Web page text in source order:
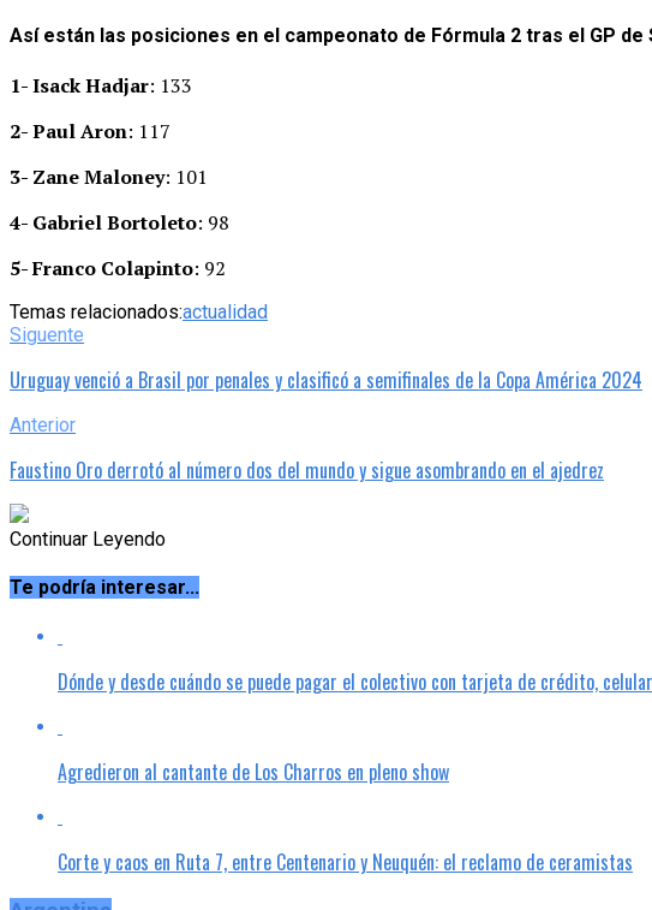
Así están las posiciones en el campeonato de Fórmula 2 tras el GP
1- Isack Hadjar: 133
2- Paul Aron: 117
3- Zane Maloney: 101
4- Gabriel Bortoleto: 98
5- Franco Colapinto: 92
Temas relacionados:actualidad
Siguente
Uruguay venció a Brasil por penales y clasificó a semifinales de la Copa América 2024
Anterior
Faustino Oro derrotó al número dos del mundo y sigue asombrando en el ajedrez
Continuar Leyendo
Te podría interesar...
Dónde y desde cuándo se puede pagar el colectivo con tarjeta de crédito,
Agredieron al cantante de Los Charros en pleno show
Corte y caos en Ruta 7, entre Centenario y Neuquén: el reclamo de ceramistas